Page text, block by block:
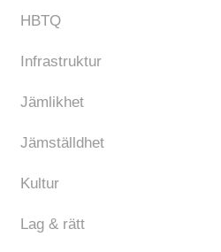
HBTQ
Infrastruktur
Jämlikhet
Jämställdhet
Kultur
Lag & rätt